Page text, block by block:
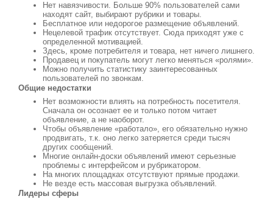
Нет навязчивости. Больше 90% пользователей сами
находят сайт, выбирают рубрики и товары.
Бесплатное или недорогое размещение объявлений.
Нецелевой трафик отсутствует. Сюда приходят уже с
определенной мотивацией.
Здесь, кроме потребителя и товара, нет ничего лишнего.
Продавец и покупатель могут легко меняться «ролями».
Можно получить статистику заинтересованных
пользователей по звонкам.
Общие недостатки
Нет возможности влиять на потребность посетителя.
Сначала он осознает ее и только потом читает
объявление, а не наоборот.
Чтобы объявление «работало», его обязательно нужно
продвигать, т.к. оно легко затеряется среди тысяч
других сообщений.
Многие онлайн-доски объявлений имеют серьезные
проблемы с интерфейсом и рубрикатором.
На многих площадках отсутствуют прямые продажи.
Не везде есть массовая выгрузка объявлений.
Лидеры сферы